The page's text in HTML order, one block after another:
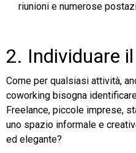
riunioni e numerose
2. Individuare
Come per qualsiasi attività,
coworking bisogna
Freelance, piccole imprese,
uno spazio informale e
ed elegante?